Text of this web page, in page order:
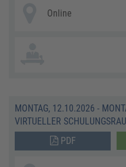
Online
MONTAG, 12.10.2026 -
VIRTUELLER
PDF